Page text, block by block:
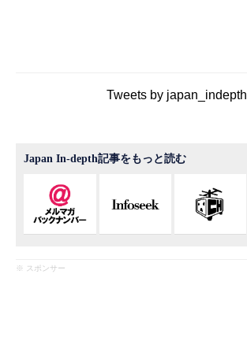
Tweets by japan_indepth
Japan In-depth記事をもっと読む
※ スポンサー